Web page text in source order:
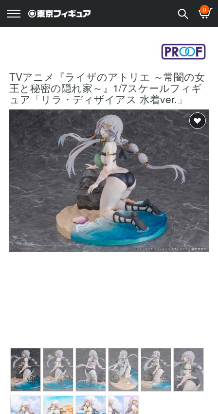
0
TVアニメ『ライザのアトリエ ～常闇の女
王と秘密の隠れ家～』1/7スケールフィギ
ュア「リラ・ディザイアス 水着ver.」